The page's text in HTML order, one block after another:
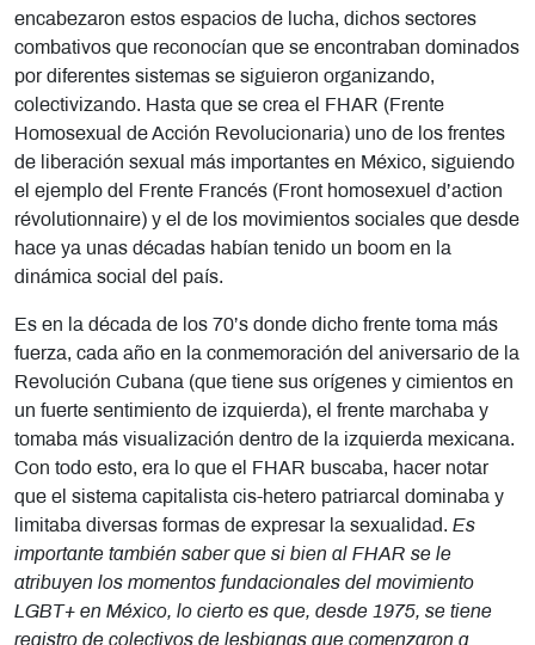
encabezaron estos espacios de lucha, dichos sectores
combativos que reconocían que se encontraban dominados
por diferentes sistemas se siguieron organizando,
colectivizando. Hasta que se crea el FHAR (Frente
Homosexual de Acción Revolucionaria) uno de los frentes
de liberación sexual más importantes en México, siguiendo
el ejemplo del Frente Francés (Front homosexuel d’action
révolutionnaire) y el de los movimientos sociales que desde
hace ya unas décadas habían tenido un boom en la
dinámica social del país.
Es en la década de los 70’s donde dicho frente toma más
fuerza, cada año en la conmemoración del aniversario de la
Revolución Cubana (que tiene sus orígenes y cimientos en
un fuerte sentimiento de izquierda), el frente marchaba y
tomaba más visualización dentro de la izquierda mexicana.
Con todo esto, era lo que el FHAR buscaba, hacer notar
que el sistema capitalista cis-hetero patriarcal dominaba y
limitaba diversas formas de expresar la sexualidad. Es
importante también saber que si bien al FHAR se le
atribuyen los momentos fundacionales del movimiento
LGBT+ en México, lo cierto es que, desde 1975, se tiene
registro de colectivos de lesbianas que comenzaron a